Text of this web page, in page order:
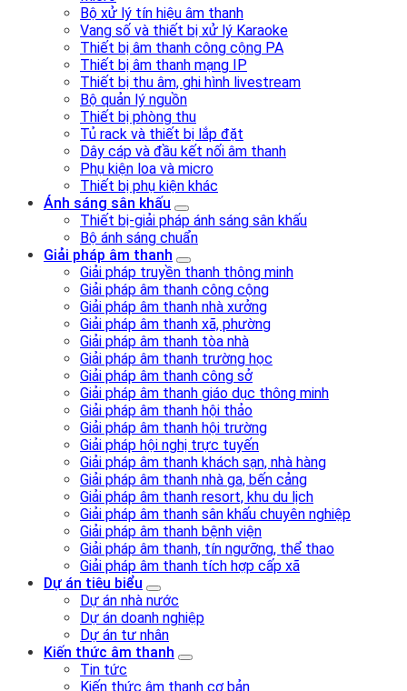
Bộ xử lý tín hiệu âm thanh
Vang số và thiết bị xử lý Karaoke
Thiết bị âm thanh công cộng PA
Thiết bị âm thanh mạng IP
Thiết bị thu âm, ghi hình livestream
Bộ quản lý nguồn
Thiết bị phòng thu
Tủ rack và thiết bị lắp đặt
Dây cáp và đầu kết nối âm thanh
Phụ kiện loa và micro
Thiết bị phụ kiện khác
Ánh sáng sân khấu
Thiết bị-giải pháp ánh sáng sân khấu
Bộ ánh sáng chuẩn
Giải pháp âm thanh
Giải pháp truyền thanh thông minh
Giải pháp âm thanh công cộng
Giải pháp âm thanh nhà xưởng
Giải pháp âm thanh xã, phường
Giải pháp âm thanh tòa nhà
Giải pháp âm thanh trường học
Giải pháp âm thanh công sở
Giải pháp âm thanh giáo dục thông minh
Giải pháp âm thanh hội thảo
Giải pháp âm thanh hội trường
Giải pháp hội nghị trực tuyến
Giải pháp âm thanh khách sạn, nhà hàng
Giải pháp âm thanh nhà ga, bến cảng
Giải pháp âm thanh resort, khu du lịch
Giải pháp âm thanh sân khấu chuyên nghiệp
Giải pháp âm thanh bệnh viện
Giải pháp âm thanh, tín ngưỡng, thể thao
Giải pháp âm thanh tích hợp cấp xã
Dự án tiêu biểu
Dự án nhà nước
Dự án doanh nghiệp
Dự án tư nhân
Kiến thức âm thanh
Tin tức
Kiến thức âm thanh cơ bản